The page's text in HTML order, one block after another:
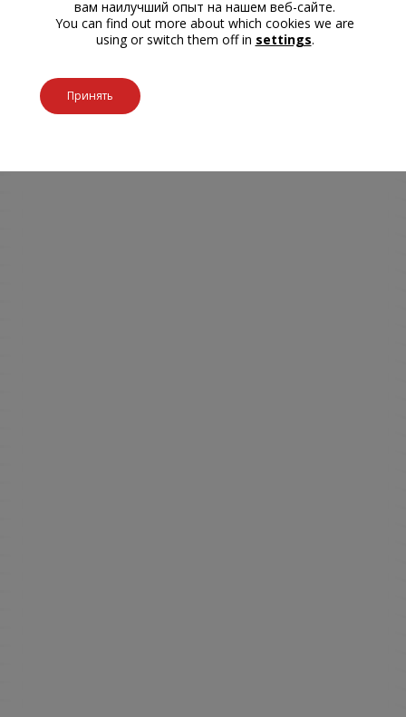
вам наилучший опыт на нашем веб-сайте.
You can find out more about which cookies we are
using or switch them off in settings.
Принять